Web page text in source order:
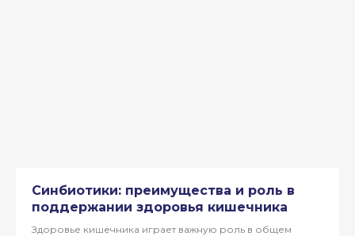
Синбиотики: преимущества и роль в
поддержании здоровья кишечника
Здоровье кишечника играет важную роль в общем